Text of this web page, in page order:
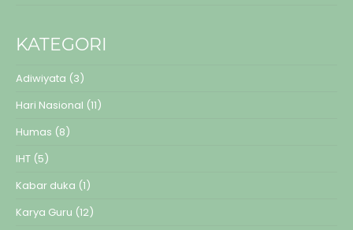
KATEGORI
Adiwiyata (3)
Hari Nasional (11)
Humas (8)
IHT (5)
Kabar duka (1)
Karya Guru (12)